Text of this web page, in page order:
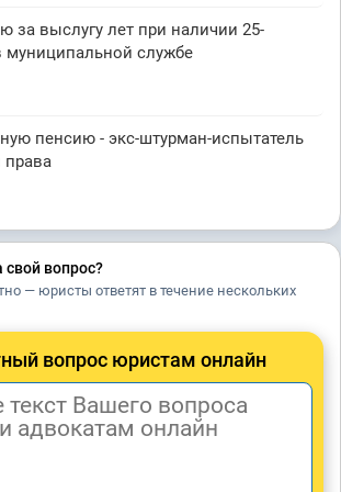
за выслугу лет при наличии 25-
муниципальной службе
пенсию - экс-штурман-испытатель
права
свой вопрос?
— юристы ответят в течение нескольких
вопрос юристам онлайн